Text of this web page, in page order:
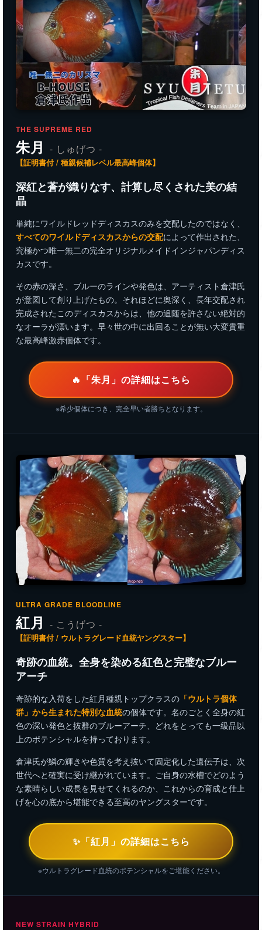
THE SUPREME RED
朱月 - しゅげつ -
【証明書付 / 種親候補レベル最高峰個体】
深紅と蒼が織りなす、計算し尽くされた美の結
晶
単純にワイルドレッドディスカスのみを交配したのではなく、
すべてのワイルドディスカスからの交配によって作出された、
究極かつ唯一無二の完全オリジナルメイドインジャパンディス
カスです。
その赤の深さ、ブルーのラインや発色は、アーティスト倉津氏
が意図して創り上げたもの。それほどに奥深く、長年交配され
完成されたこのディスカスからは、他の追随を許さない絶対的
なオーラが漂います。早々世の中に出回ることが無い大変貴重
な最高峰激赤個体です。
🔥「朱月」の詳細はこちら
※希少個体につき、完全早い者勝ちとなります。
ULTRA GRADE BLOODLINE
紅月 - こうげつ -
【証明書付 / ウルトラグレード血統ヤングスター】
奇跡の血統。全身を染める紅色と完璧なブルー
アーチ
奇跡的な入荷をした紅月種親トップクラスの「ウルトラ個体
群」から生まれた特別な血統の個体です。名のごとく全身の紅
色の深い発色と抜群のブルーアーチ、どれをとっても一級品以
上のポテンシャルを持っております。
倉津氏が鱗の輝きや色質を考え抜いて固定化した遺伝子は、次
世代へと確実に受け継がれています。ご自身の水槽でどのよう
な素晴らしい成長を見せてくれるのか、これからの育成と仕上
げを心の底から堪能できる至高のヤングスターです。
✨「紅月」の詳細はこちら
※ウルトラグレード血統のポテンシャルをご堪能ください。
NEW STRAIN HYBRID